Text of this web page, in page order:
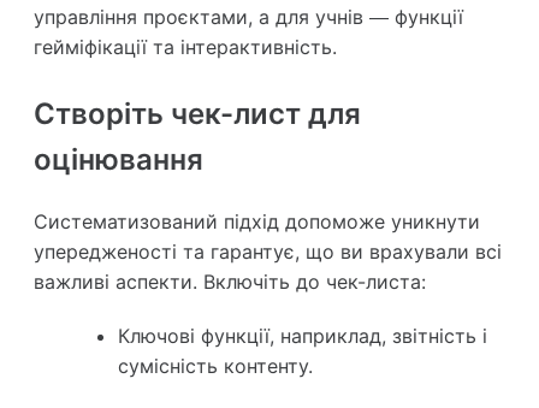
управління проєктами, а для учнів — функції
гейміфікації та інтерактивність.
Створіть чек-лист для
оцінювання
Систематизований підхід допоможе уникнути
упередженості та гарантує, що ви врахували всі
важливі аспекти. Включіть до чек-листа:
Ключові функції, наприклад, звітність і
сумісність контенту.